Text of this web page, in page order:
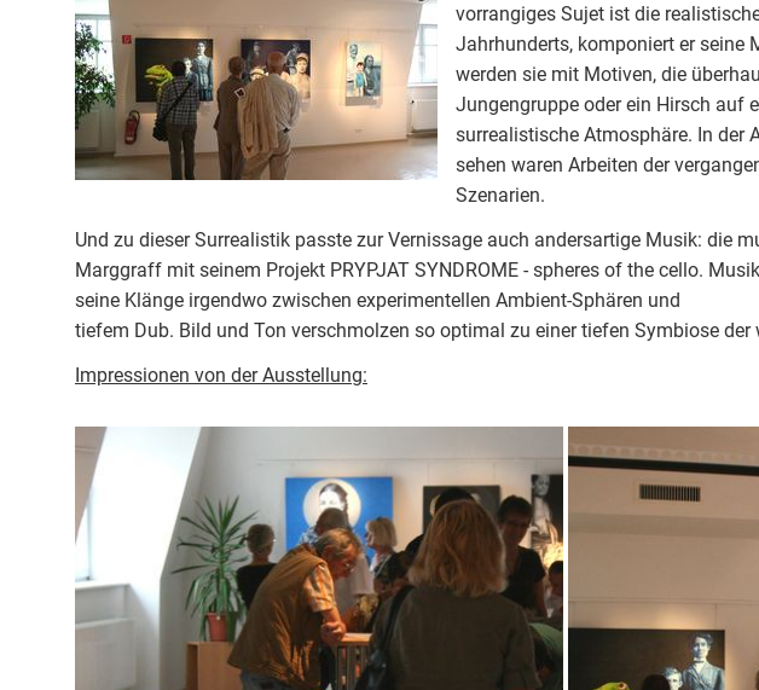
vorrangiges Sujet ist die
Jahrhunderts, komponiert er seine
werden sie mit Motiven, die
Jungengruppe oder ein Hirsch auf
surrealistische Atmosphäre. In der
sehen waren Arbeiten der
Szenarien.
Und zu dieser Surrealistik passte zur Vernissage auch andersartige Musik: die
Marggraff mit seinem Projekt PRYPJAT SYNDROME - spheres of the cello.
seine Klänge irgendwo zwischen experimentellen Ambient-Sphären und
tiefem Dub. Bild und Ton verschmolzen so optimal zu einer tiefen Symbiose
Impressionen von der Ausstellung: